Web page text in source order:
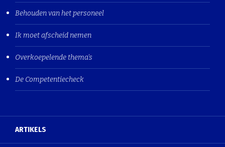
Behouden van het personeel
Ik moet afscheid nemen
Overkoepelende thema's
De Competentiecheck
ARTIKELS